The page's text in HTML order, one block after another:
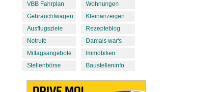
VBB Fahrplan
Gebrauchtwagen
Ausflugsziele
Notrufe
Mittagsangebote
Stellenbörse
Wohnungen
Kleinanzeigen
Rezepteblog
Damals war's
Immobilien
Baustelleninfo